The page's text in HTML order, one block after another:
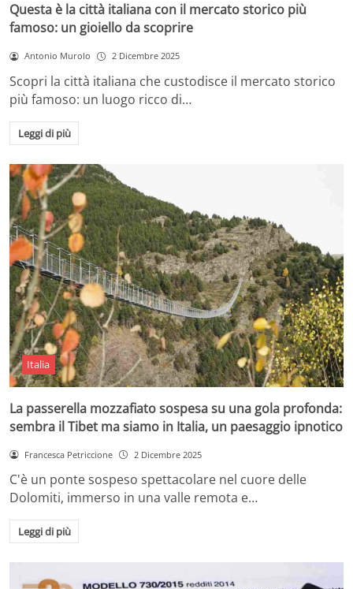
Questa è la città italiana con il mercato storico più
famoso: un gioiello da scoprire
Antonio Murolo 2 Dicembre 2025
Scopri la città italiana che custodisce il mercato storico
più famoso: un luogo ricco di…
Leggi di più
Italia
La passerella mozzafiato sospesa su una gola profonda:
sembra il Tibet ma siamo in Italia, un paesaggio ipnotico
Francesca Petriccione 2 Dicembre 2025
C'è un ponte sospeso spettacolare nel cuore delle
Dolomiti, immerso in una valle remota e…
Leggi di più